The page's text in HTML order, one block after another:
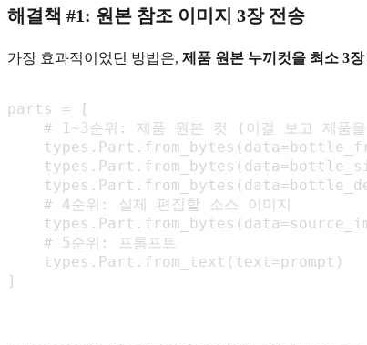
해결책 #1: 원본 참조 이미지 3장 전송
가장 효과적이었던 방법은, 제품 원본 누끼컷을 최소 3
parts = [
# 1~3순위: 제품 원본 컷 (이걸 보고 제품을
    # 4순위: 실제 편집할 소스 이미지
    # 5순위: 프롬프트
    types.Part.from_text(text=prompt)
]